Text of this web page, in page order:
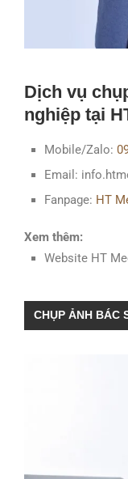
Dịch vụ c
nghiệp tại
Mobile/Zalo:
Email:
Fanpage: HT
Xem thêm:
Website HT
CHỤP ẢNH BÁC